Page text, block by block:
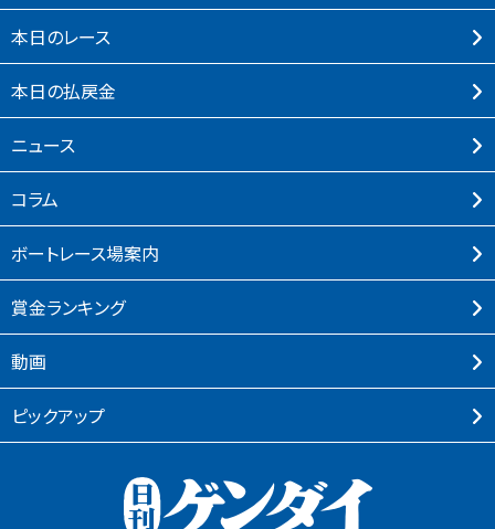
本⽇のレース
本⽇の払戻⾦
ニュース
コラム
ボートレース場案内
賞⾦ランキング
動画
ピックアップ